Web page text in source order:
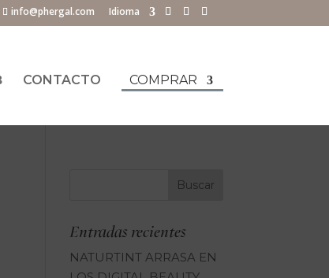
info@phergal.com Idioma
CONTACTO COMPRAR
Entradas recientes
NATURTINT ARRASA EN